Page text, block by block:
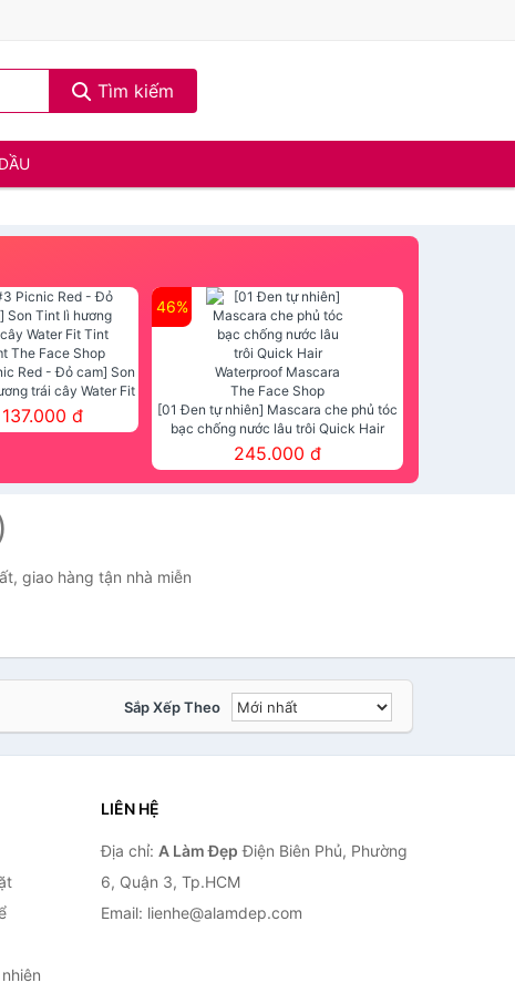
Tìm kiếm
Red - Đỏ cam] Son
trái cây Water Fit
The Face Shop
137.000 đ
46%
[01 Đen tự nhiên] Mascara che phủ tóc
bạc chống nước lâu trôi Quick Hair
Waterproof Mascara The Face Shop
245.000 đ
giao hàng tận nhà miễn
Sắp Xếp Theo
LIÊN HỆ
Địa chỉ: A Làm Đẹp Điện Biên Phủ, Phường
6, Quận 3, Tp.HCM
Email: lienhe@alamdep.com